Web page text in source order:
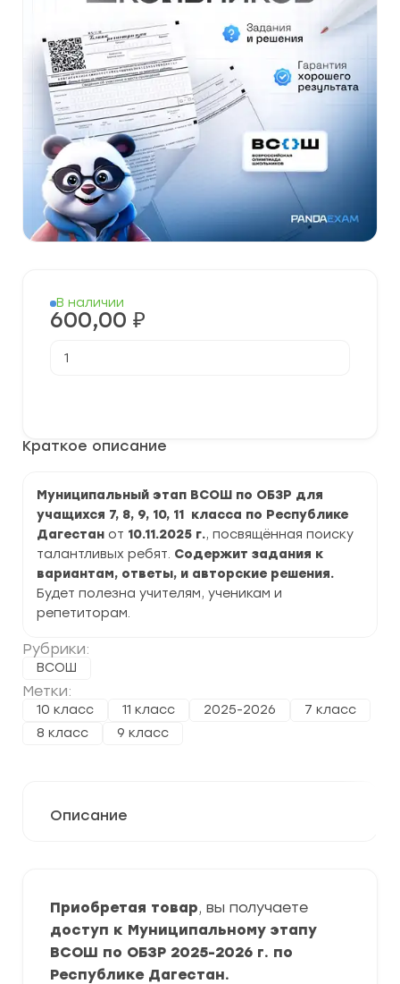
Краткое описание
Муниципальный этап ВСОШ по ОБЗР для
учащихся 7, 8, 9, 10, 11 класса по Республике
Дагестан от 10.11.2025 г., посвящённая поиску
талантливых ребят. Содержит задания к
вариантам, ответы, и авторские решения.
Будет полезна учителям, ученикам и
репетиторам.
Рубрики:
ВСОШ
Метки:
10 класс 11 класс 2025-2026
7 класс
8 класс
9 класс
В наличии
600,00 ₽
товара
ОБЗР
г.
по
Республике
Дагестан
и
ответы
Описание
Приобретая товар, вы получаете
доступ к Муниципальному этапу
ВСОШ по ОБЗР 2025-2026 г. по
Республике Дагестан.